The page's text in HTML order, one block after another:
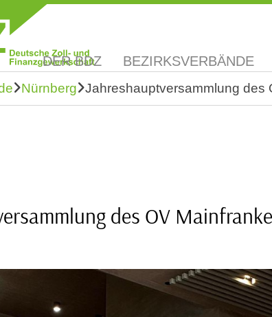
DER BDZ BEZIRKSVERBÄNDE
Nürnberg Jahreshauptversammlung des
des OV